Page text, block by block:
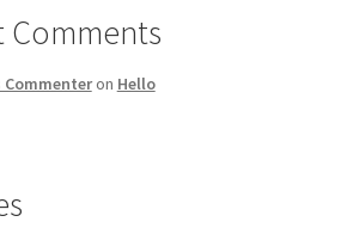
Comments
Commenteron Hello